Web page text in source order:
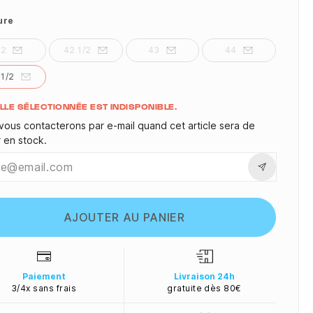
42 1/2 43 44
2
SÉLECTIONNÉE EST INDISPONIBLE.
contacterons par e-mail quand cet article sera de
en stock.
AJOUTER AU PANIER
Paiement
3/4x sans frais
Livraison 24h
gratuite dès 80€